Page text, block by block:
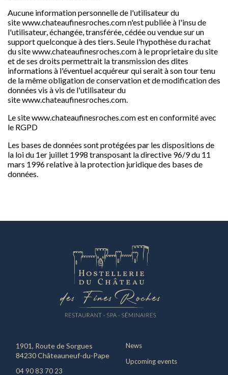
Aucune information personnelle de l'utilisateur du
sitewww.chateaufinesroches.comn'est publiée à l'insu de
l'utilisateur, échangée, transférée, cédée ou vendue sur un
support quelconque à des tiers. Seule l'hypothèse du rachat
du sitewww.chateaufinesroches.comà le proprietaire du site
et de ses droits permettrait la transmission des dites
informations à l'éventuel acquéreur qui serait à son tour tenu
de la même obligation de conservation et de modification des
données vis à vis de l'utilisateur du
sitewww.chateaufinesroches.com.
Le sitewww.chateaufinesroches.comest en conformité avec
le RGPD
Les bases de données sont protégées par les dispositions de
la loi du 1er juillet 1998 transposant la directive 96/9 du 11
mars 1996 relative à la protection juridique des bases de
données.
1901, Route de Sorgues
84230 Châteauneuf-du-Pape
04 90 83 70 23
News
Upcoming events